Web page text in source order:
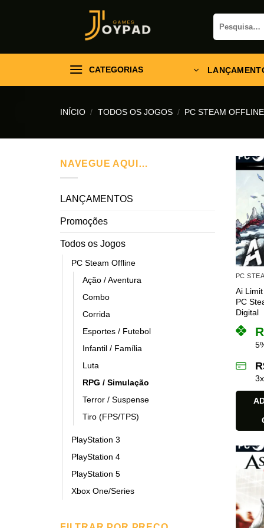
Pesquisar
por:
CATEGORIAS
INÍCIO / TODOS OS JOGOS / PC STEAM OFFLINE
NAVEGUE AQUI…
LANÇAMENTOS
Promoções
Todos os Jogos
PC Steam Offline
Ação / Aventura
Combo
Corrida
Esportes / Futebol
Infantil / Família
Luta
RPG / Simulação
Terror / Suspense
Tiro (FPS/TPS)
PlayStation 3
PlayStation 4
PlayStation 5
Xbox One/Series
PC
Ai
PC
Digital
3